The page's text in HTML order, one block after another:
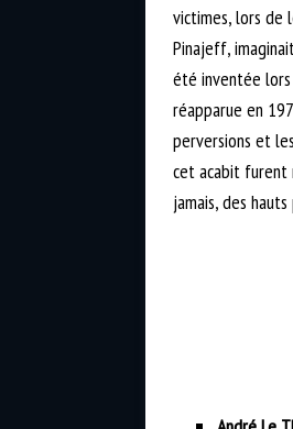
victimes, lors de
Pinajeff,
été inventée
réapparue en
perversions et
cet acabit furent
jamais, des